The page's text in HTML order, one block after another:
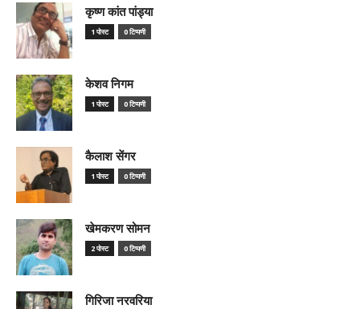
कृष्ण कांत पांड्या
1 पोस्ट 0 टिप्पणी
केशव निगम
1 पोस्ट 0 टिप्पणी
कैलाश सेंगर
1 पोस्ट 0 टिप्पणी
खेमकरण सोमन
2 पोस्ट 0 टिप्पणी
गिरिजा नरवरिया